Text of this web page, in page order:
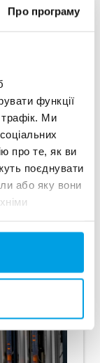
Про програму
функції
Ми
про те, як ви
поєднувати
або яку вони